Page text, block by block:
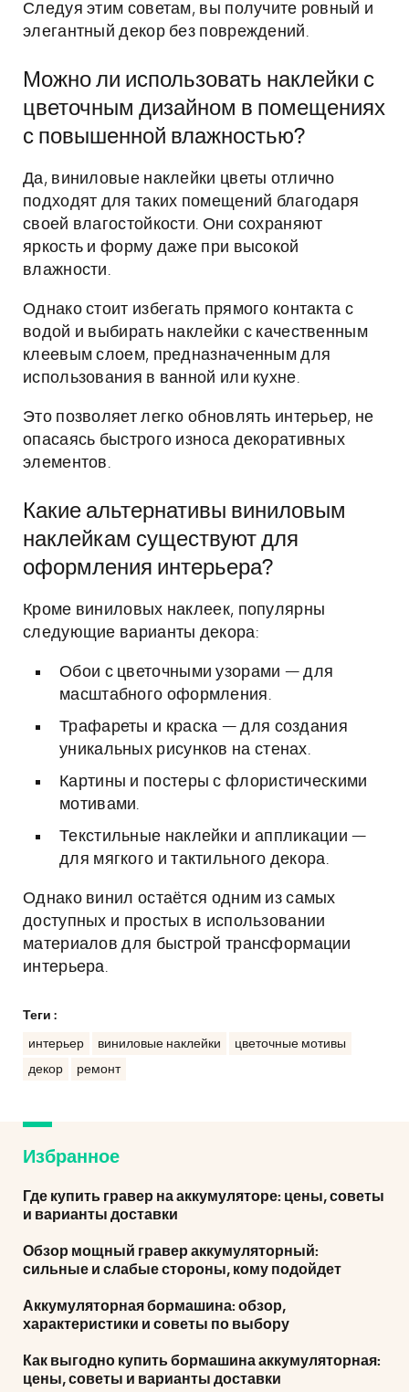
Следуя этим советам, вы получите ровный и
элегантный декор без повреждений.
Можно ли использовать наклейки с
цветочным дизайном в помещениях
с повышенной влажностью?
Да, виниловые наклейки цветы отлично
подходят для таких помещений благодаря
своей влагостойкости. Они сохраняют
яркость и форму даже при высокой
влажности.
Однако стоит избегать прямого контакта с
водой и выбирать наклейки с качественным
клеевым слоем, предназначенным для
использования в ванной или кухне.
Это позволяет легко обновлять интерьер, не
опасаясь быстрого износа декоративных
элементов.
Какие альтернативы виниловым
наклейкам существуют для
оформления интерьера?
Кроме виниловых наклеек, популярны
следующие варианты декора:
Обои с цветочными узорами — для
масштабного оформления.
Трафареты и краска — для создания
уникальных рисунков на стенах.
Картины и постеры с флористическими
мотивами.
Текстильные наклейки и аппликации —
для мягкого и тактильного декора.
Однако винил остаётся одним из самых
доступных и простых в использовании
материалов для быстрой трансформации
интерьера.
Теги :
интерьер виниловые наклейки
цветочные мотивы
декор
ремонт
Избранное
Где купить гравер на аккумуляторе: цены, советы
и варианты доставки
Обзор мощный гравер аккумуляторный:
сильные и слабые стороны, кому подойдет
Аккумуляторная бормашина: обзор,
характеристики и советы по выбору
Как выгодно купить бормашина аккумуляторная:
цены, советы и варианты доставки